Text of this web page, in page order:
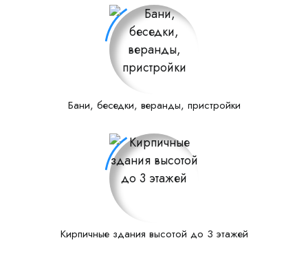
Бани, беседки, веранды, пристройки
Кирпичные здания высотой до 3 этажей